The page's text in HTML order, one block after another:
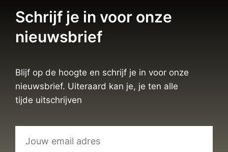
Schrijf je in voor onze
nieuwsbrief
Blijf op de hoogte en schrijf je in voor onze
nieuwsbrief. Uiteraard kan je, je ten alle
tijde uitschrijven